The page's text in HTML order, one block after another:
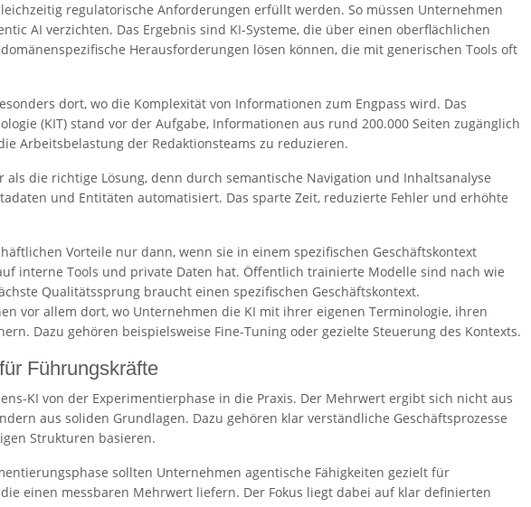
regulatorische Anforderungen erfüllt werden. So müssen Unternehmen
AI verzichten. Das Ergebnis sind KI-Systeme, die über einen oberflächlichen
Herausforderungen lösen können, die mit generischen Tools oft
dort, wo die Komplexität von Informationen zum Engpass wird. Das
(KIT) stand vor der Aufgabe, Informationen aus rund 200.000 Seiten zugänglich
Arbeitsbelastung der Redaktionsteams zu reduzieren.
als die richtige Lösung, denn durch semantische Navigation und Inhaltsanalyse
und Entitäten automatisiert. Das sparte Zeit, reduzierte Fehler und erhöhte
Vorteile nur dann, wenn sie in einem spezifischen Geschäftskontext
interne Tools und private Daten hat. Öffentlich trainierte Modelle sind nach wie
Qualitätssprung braucht einen spezifischen Geschäftskontext.
vor allem dort, wo Unternehmen die KI mit ihrer eigenen Terminologie, ihren
Dazu gehören beispielsweise Fine-Tuning oder gezielte Steuerung des Kontexts.
Führungskräfte
KI von der Experimentierphase in die Praxis. Der Mehrwert ergibt sich nicht aus
aus soliden Grundlagen. Dazu gehören klar verständliche Geschäftsprozesse
Strukturen basieren.
sollten Unternehmen agentische Fähigkeiten gezielt für
einen messbaren Mehrwert liefern. Der Fokus liegt dabei auf klar definierten